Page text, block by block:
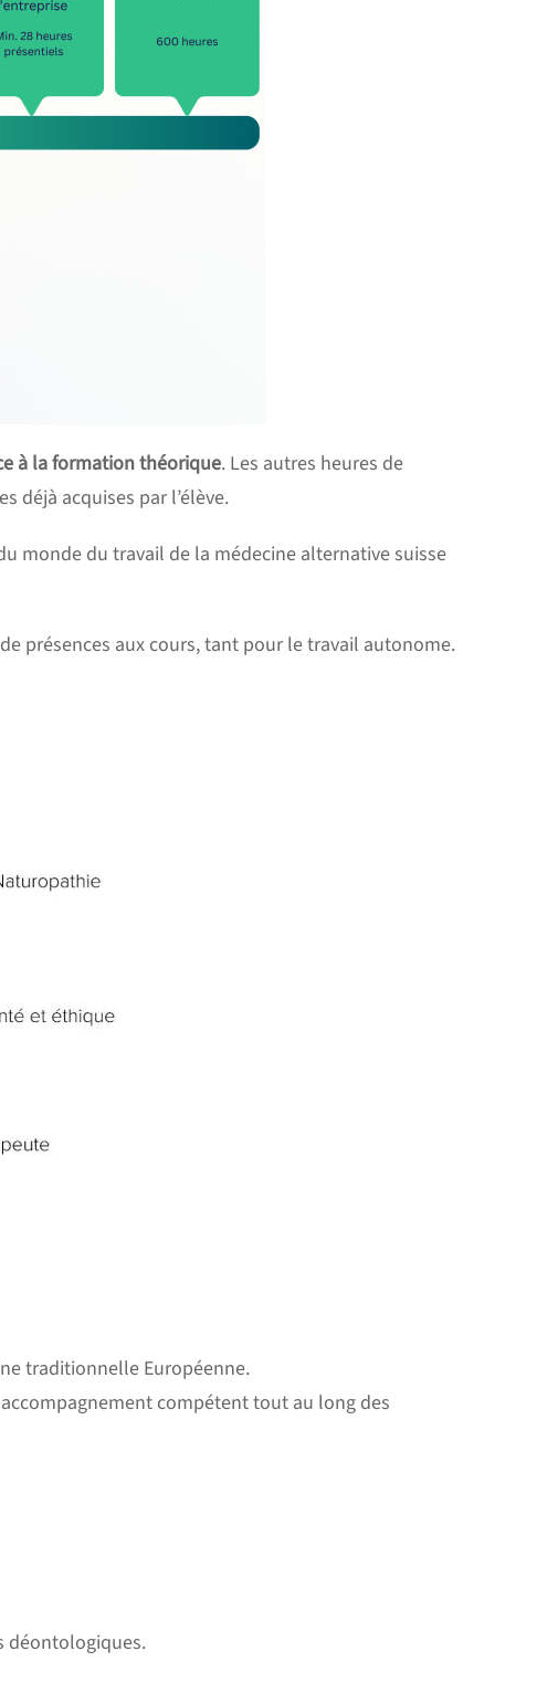
à la formation théorique. Les autres heures de
déjà acquises par l’élève.
monde du travail de la médecine alternative suisse
présences aux cours, tant pour le travail autonome.
traditionnelle Européenne.
compétent tout au long des
déontologiques.